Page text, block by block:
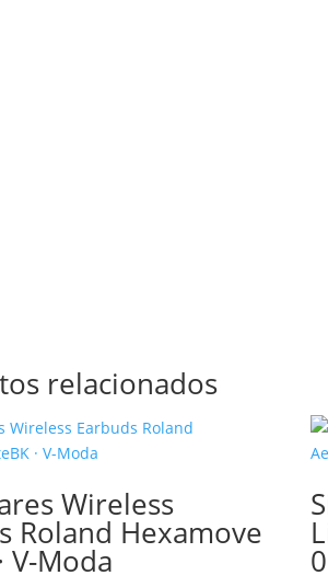
relacionados
Wireless
Roland Hexamove
V-Moda